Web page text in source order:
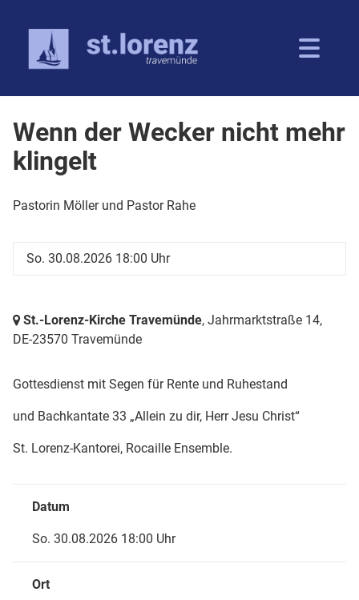
Wenn der Wecker nicht mehr
klingelt
Pastorin Möller und Pastor Rahe
So. 30.08.2026 18:00 Uhr
St.-Lorenz-Kirche Travemünde, Jahrmarktstraße 14,
DE-23570 Travemünde
Gottesdienst mit Segen für Rente und Ruhestand
und Bachkantate 33 „Allein zu dir, Herr Jesu Christ“
St. Lorenz-Kantorei, Rocaille Ensemble.
Datum
So. 30.08.2026 18:00 Uhr
Ort